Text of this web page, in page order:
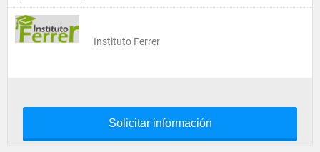
Instituto Ferrer
Solicitar información